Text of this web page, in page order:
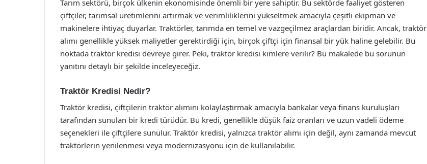
Tarım sektörü, birçok ülkenin ekonomisinde önemli bir yere sahiptir. Bu sektörde faaliyet gösteren
çiftçiler, tarımsal üretimlerini artırmak ve verimliliklerini yükseltmek amacıyla çeşitli ekipman ve
makinelere ihtiyaç duyarlar. Traktörler, tarımda en temel ve vazgeçilmez araçlardan biridir. Ancak, traktör
alımı genellikle yüksek maliyetler gerektirdiği için, birçok çiftçi için finansal bir yük haline gelebilir. Bu
noktada traktör kredisi devreye girer. Peki, traktör kredisi kimlere verilir? Bu makalede bu sorunun
yanıtını detaylı bir şekilde inceleyeceğiz.
Traktör Kredisi Nedir?
Traktör kredisi, çiftçilerin traktör alımını kolaylaştırmak amacıyla bankalar veya finans kuruluşları
tarafından sunulan bir kredi türüdür. Bu kredi, genellikle düşük faiz oranları ve uzun vadeli ödeme
seçenekleri ile çiftçilere sunulur. Traktör kredisi, yalnızca traktör alımı için değil, aynı zamanda mevcut
traktörlerin yenilenmesi veya modernizasyonu için de kullanılabilir.